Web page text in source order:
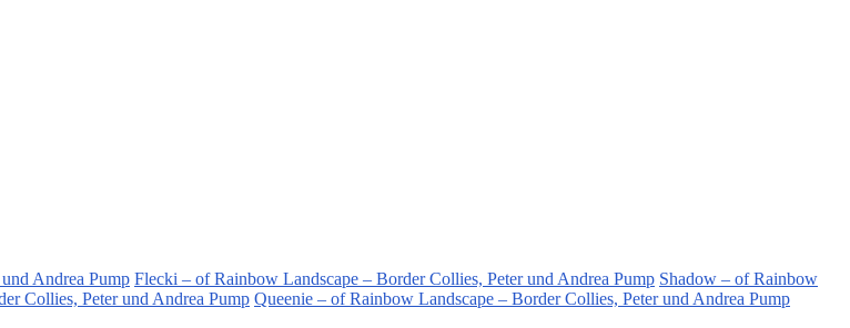
Andrea Pump Flecki – of Rainbow Landscape – Border Collies, Peter und Andrea Pump Shadow – of Rainbow
Collies, Peter und Andrea Pump Queenie – of Rainbow Landscape – Border Collies, Peter und Andrea Pump